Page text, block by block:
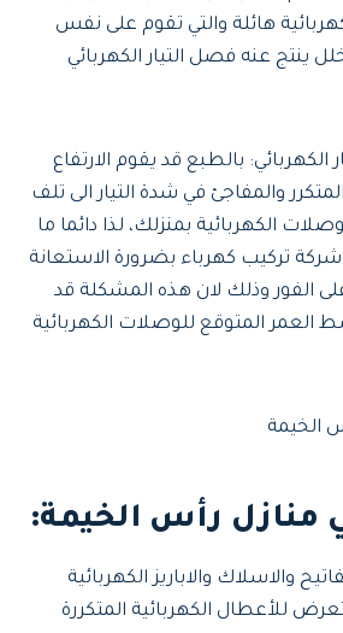
هائلة والتي تقوم على نفس
ينتج عنه فصل التيار الكهربائي
الكهربائي: بالطبع قد يقوم الارتفاع
والمفاجئ في شدة التيار الى تلف
الكهربائية بمنزلك، لذا دائما ما
تركيب كهرباء بضرورة الاستعانة
الفور وذلك لان هذه المشكلة قد
العمر المتوقع للوصلات الكهربائية
الخيمة
منازل رأس الخيمة:
والاسلاك والاباريز الكهربائية
للأعطال الكهربائية المتكررة